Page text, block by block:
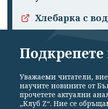
Хлебарка с
насекомо
гола, но
Подкрепете
Уважаеми читатели,
научите новините от
прочетете актуални
„Клуб Z“. Ние се